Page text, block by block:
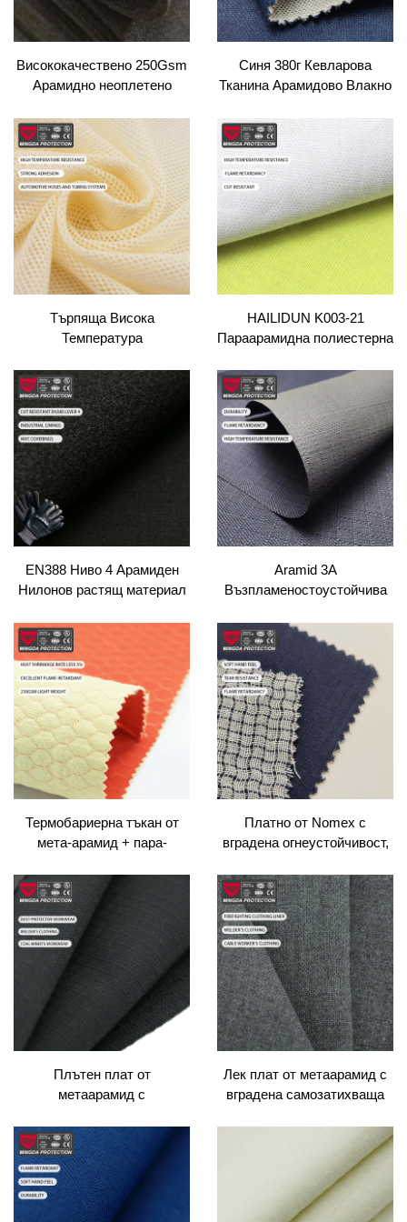
Висококачествено 250Gsm
Арамидно неоплетено
материал за хирургически
маски защитна облекло
производство на торби
подбивка
Синя 380г Кевларова
Тканина Арамидово Влакно
Огнеупорен Градски
Работен Дрехи
Търпяща Висока
Температура
Износ Кевларова Тканина
Силно Прилепване
Автомобилна Силиконова
Тръба Плетена Мета
Арамидова Тканина
HAILIDUN K003-21
Параарамидна полиестерна
със стоманена жица,
трикотажна тъкан с
резистентност на рязане по
ANSI A5~A6 за предпазна
ръкавица
EN388 Ниво 4 Арамиден
Нилонов растящ материал
за защитна облекло, торби,
портьори, подбивки - за
младеж
Аramid 3A
Възпламеностоустойчива
Антистатична Nomex
Аramid тъкан
Термобариерна тъкан от
мета-арамид + пара-
г/м² |
Платно от Nomex с
вградена огнеустойчивост,
вода, Kevlar, антистатично
защитно арамидно платно,
трикотаж, устойчиво на
скъсване
Плътен плат от
метаарамид с
Самозатихващ плат за
работни дрехи и униформи
Лек плат от метаарамид с
вградена самозатихваща
меланж самозатихващ плат
за предпазно облекло